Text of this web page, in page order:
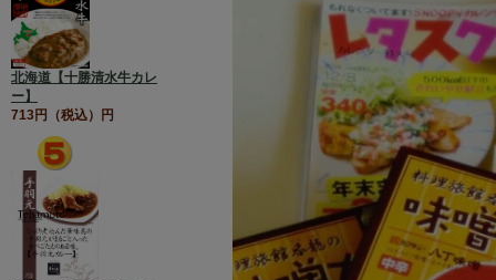
北海道【十勝清水牛カレ
ー】
713円（税込）円